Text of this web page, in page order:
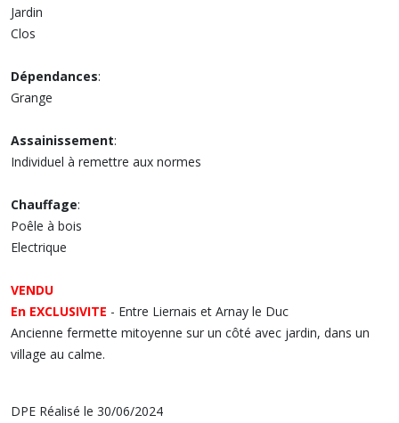
Jardin
Clos
Dépendances:
Grange
Assainissement:
Individuel à remettre aux normes
Chauffage:
Poêle à bois
Electrique
VENDU
En EXCLUSIVITE - Entre Liernais et Arnay le Duc
Ancienne fermette mitoyenne sur un côté avec jardin, dans un
village au calme.
DPE Réalisé le 30/06/2024